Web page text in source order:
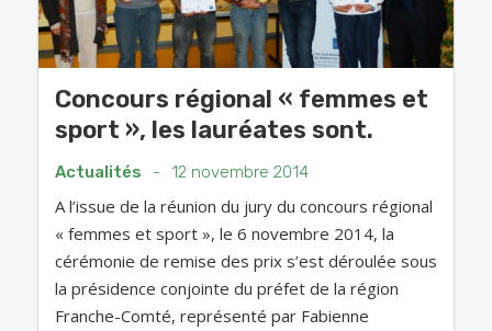
Concours régional « femmes et
sport », les lauréates sont.
Actualités - 12 novembre 2014
A l’issue de la réunion du jury du concours régional
« femmes et sport », le 6 novembre 2014, la
cérémonie de remise des prix s’est déroulée sous
la présidence conjointe du préfet de la région
Franche-Comté, représenté par Fabienne